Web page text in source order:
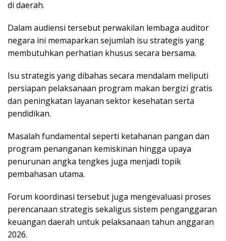
di daerah.
Dalam audiensi tersebut perwakilan lembaga auditor
negara ini memaparkan sejumlah isu strategis yang
membutuhkan perhatian khusus secara bersama.
Isu strategis yang dibahas secara mendalam meliputi
persiapan pelaksanaan program makan bergizi gratis
dan peningkatan layanan sektor kesehatan serta
pendidikan.
Masalah fundamental seperti ketahanan pangan dan
program penanganan kemiskinan hingga upaya
penurunan angka tengkes juga menjadi topik
pembahasan utama.
Forum koordinasi tersebut juga mengevaluasi proses
perencanaan strategis sekaligus sistem penganggaran
keuangan daerah untuk pelaksanaan tahun anggaran
2026.